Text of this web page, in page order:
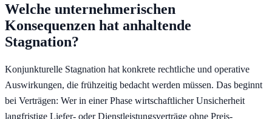
Welche unternehmerischen
Konsequenzen hat anhaltende
Stagnation?
Konjunkturelle Stagnation hat konkrete rechtliche und operative
Auswirkungen, die frühzeitig bedacht werden müssen. Das beginnt
bei Verträgen: Wer in einer Phase wirtschaftlicher Unsicherheit
langfristige Liefer- oder Dienstleistungs­verträge ohne Preis­